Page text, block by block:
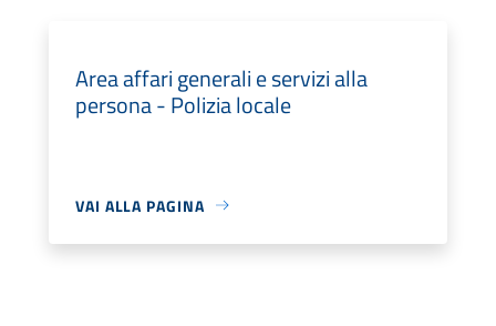
Area affari generali e servizi alla
persona - Polizia locale
VAI ALLA PAGINA